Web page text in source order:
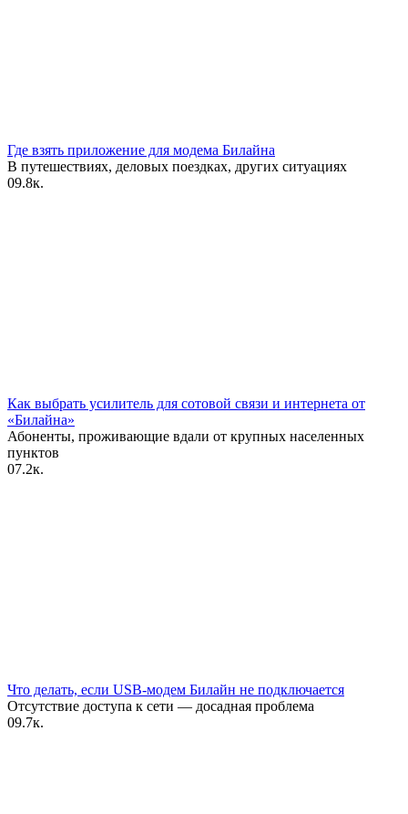
Где взять приложение для модема Билайна
В путешествиях, деловых поездках, других ситуациях
09.8к.
Как выбрать усилитель для сотовой связи и интернета от
«Билайна»
Абоненты, проживающие вдали от крупных населенных
пунктов
07.2к.
Что делать, если USB-модем Билайн не подключается
Отсутствие доступа к сети — досадная проблема
09.7к.